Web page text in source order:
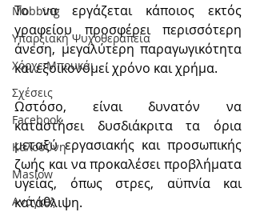
Mobbing
Υπαρξιακή Ψυχοθεραπεία
Χόρχε Μπουκάι
Σχέσεις
Facebook
Καλοσύνη
Maslow
Ανάγκες
Το να εργάζεται κάποιος εκτός
γραφείου προσφέρει περισσότερη
άνεση, μεγαλύτερη παραγωγικότητα
και εξοικονομεί χρόνο και χρήμα.
Ωστόσο, είναι δυνατόν να
καταστήσει δυσδιάκριτα τα όρια
μεταξύ εργασιακής και προσωπικής
ζωής και να προκαλέσει προβλήματα
υγείας, όπως στρες, αϋπνία και
κατάθλιψη.